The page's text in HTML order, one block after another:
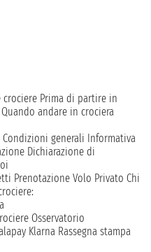
crociere Prima di partire in
Quando andare in crociera
Condizioni generali Informativa
Dichiarazione di
Prenotazione Volo Privato Chi
Osservatorio
Klarna Rassegna stampa